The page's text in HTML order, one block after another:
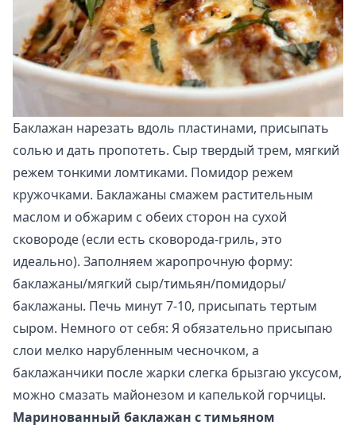
Баклажан нарезать вдоль пластинами, присыпать
солью и дать пропотеть. Сыр твердый трем, мягкий
режем тонкими ломтиками. Помидор режем
кружочками. Баклажаны смажем растительным
маслом и обжарим с обеих сторон на сухой
сковороде (если есть сковорода-гриль, это
идеально). Заполняем жаропрочную форму:
баклажаны/мягкий сыр/тимьян/помидоры/
баклажаны. Печь минут 7-10, присыпать тертым
сыром. Немного от себя: Я обязательно присыпаю
слои мелко нарубленным чесночком, а
баклажанчики после жарки слегка брызгаю уксусом,
можно смазать майонезом и капелькой горчицы.
Маринованный баклажан с тимьяном